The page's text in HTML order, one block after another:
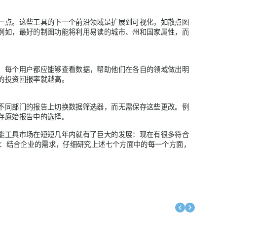
。这些工具的下一个前沿领域是扩展到可视化，如散点图
，最好的制图功能将利用易读的城市、州和国家属性，而
个用户都应能够查看数据，帮助他们在各自的领域做出明
资回报率就越高。
部门的报告上切换数据筛选器，而无需保存这些更改。例
始报告中的选择。
具市场在短短几年内就有了巨大的发展：现在有很多符合
合企业的需求，仔细研究上述七个方面中的每一个方面，